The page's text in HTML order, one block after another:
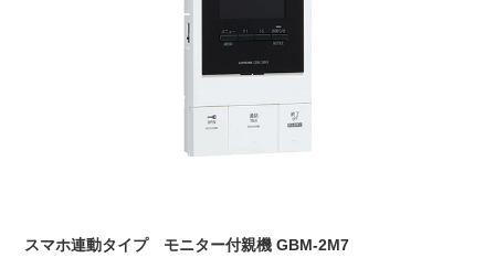
スマホ連動タイプ モニター付親機 GBM-2M7